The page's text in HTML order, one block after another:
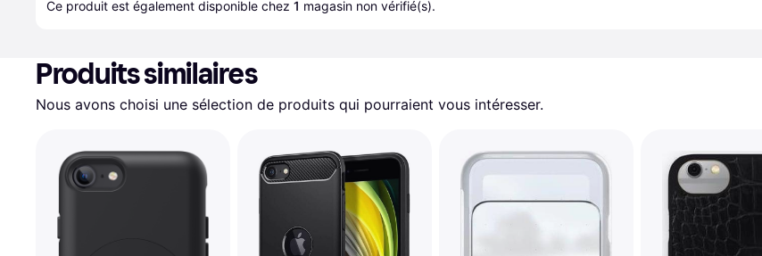
Ce produit est également disponible chez 1 magasin non vérifié(s).
Produits similaires
Nous avons choisi une sélection de produits qui pourraient vous intéresser.